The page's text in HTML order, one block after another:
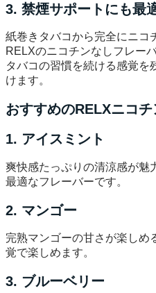
3. 禁煙サポートにも最
紙巻きタバコから完全にニコ
RELXのニコチンなしフレー
タバコの習慣を続ける感覚を
けます。
おすすめのRELXニコ
1. アイスミント
爽快感たっぷりの清涼感が魅
最適なフレーバーです。
2. マンゴー
完熟マンゴーの甘さが楽しめ
覚で楽しめます。
3. ブルーベリー